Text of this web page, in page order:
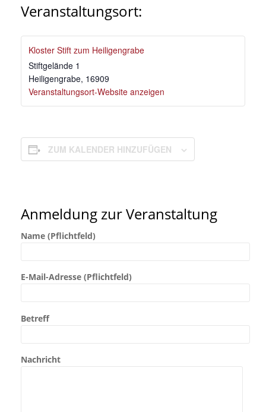
Veranstaltungsort:
Kloster Stift zum Heiligengrabe
Stiftgelände 1
Heiligengrabe, 16909
Veranstaltungsort-Website anzeigen
ZUM KALENDER HINZUFÜGEN
Anmeldung zur Veranstaltung
Name (Pflichtfeld)
E-Mail-Adresse (Pflichtfeld)
Betreff
Nachricht